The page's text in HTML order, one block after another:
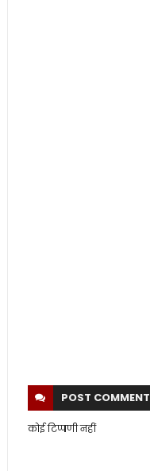
POST COMMENT
कोई टिप्पणी नहीं